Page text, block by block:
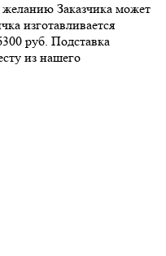
Заказчика может
изготавливается
руб. Подставка
из нашего